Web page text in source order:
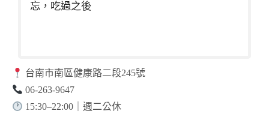
忘，吃過之後
台南市南區健康路二段245號
06-263-9647
15:30–22:00｜週二公休